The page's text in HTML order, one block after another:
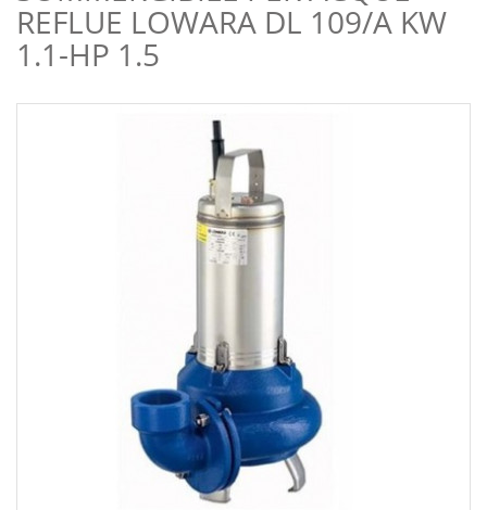
REFLUE LOWARA DL 109/A KW
1.1-HP 1.5